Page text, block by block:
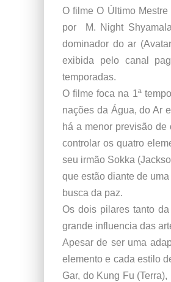
O filme O Último
por M. Night
dominador do ar
exibida pelo canal
temporadas.
O filme foca na 1ª
nações da Água, do Ar
há a menor previsão
controlar os quatro
seu irmão Sokka
que estão diante de
busca da paz.
Os dois pilares tanto
grande influencia das
Apesar de ser uma
elemento e cada estilo
Gar, do Kung Fu